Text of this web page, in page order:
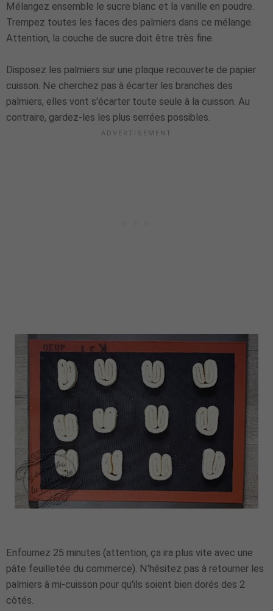
Mélangez ensemble le sucre blanc et la vanille en poudre.
Trempez toutes les faces des palmiers dans ce mélange.
Attention, la couche de sucre doit être très fine.
Disposez les palmiers sur une plaque recouverte de papier
cuisson. Ne cherchez pas à écarter les branches des
palmiers, elles vont s'écarter toute seule à la cuisson. Au
contraire, gardez-les les plus serrées possibles.
Enfournez 25 minutes (attention, ça ira plus vite avec une
pâte feuilletée du commerce). N'hésitez pas à retourner les
palmiers à mi-cuisson pour qu'ils soient bien dorés des 2
côtés.